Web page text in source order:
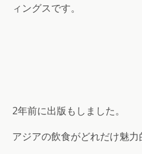
ィングスです。
2年前に出版もしました。
アジアの飲食がどれだけ魅力